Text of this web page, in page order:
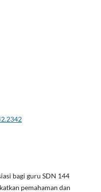
bagi guru SDN 144
pemahaman dan